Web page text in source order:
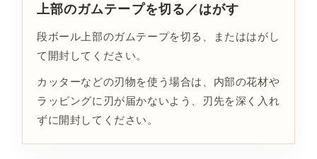
上部のガムテープを切る／はがす
段ボール上部のガムテープを切る、またははがし
て開封してください。
カッターなどの刃物を使う場合は、内部の花材や
ラッピングに刃が届かないよう、刃先を深く入れ
ずに開封してください。